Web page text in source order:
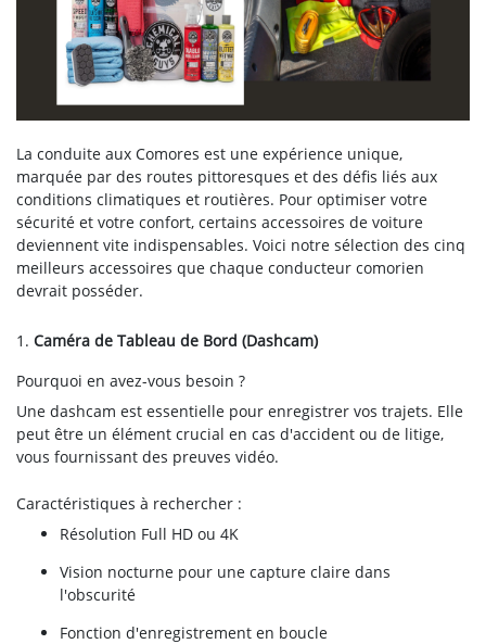
La conduite aux Comores est une expérience unique,
marquée par des routes pittoresques et des défis liés aux
conditions climatiques et routières. Pour optimiser votre
sécurité et votre confort, certains accessoires de voiture
deviennent vite indispensables. Voici notre sélection des cinq
meilleurs accessoires que chaque conducteur comorien
devrait posséder.
1. Caméra de Tableau de Bord (Dashcam)
Pourquoi en avez-vous besoin ?
Une dashcam est essentielle pour enregistrer vos trajets. Elle
peut être un élément crucial en cas d'accident ou de litige,
vous fournissant des preuves vidéo.
Caractéristiques à rechercher :
Résolution Full HD ou 4K
Vision nocturne pour une capture claire dans
l'obscurité
Fonction d'enregistrement en boucle